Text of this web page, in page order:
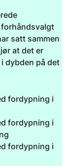
satt sammen
at det er
dybden på det
fordypning i
fordypning i
fordypning i